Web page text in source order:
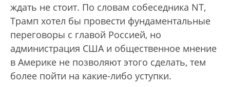
ждать не стоит. По словам собеседника NT,
Трамп хотел бы провести фундаментальные
переговоры с главой Россией, но
администрация США и общественное мнение
в Америке не позволяют этого сделать, тем
более пойти на какие-либо уступки.